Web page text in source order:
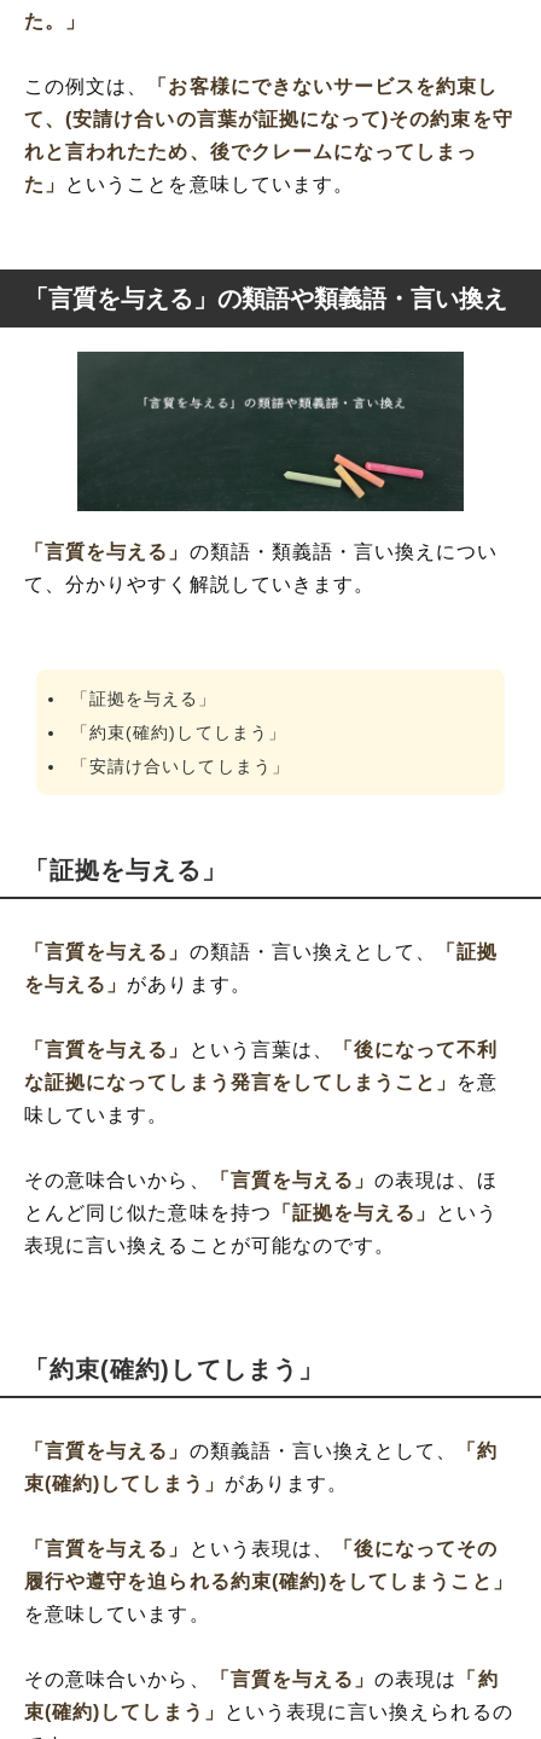
た。」
この例文は、
「お客様にできないサービスを約束し
て、(安請け合いの言葉が証拠になって)その約束を守
れと言われたため、後でクレームになってしまっ
た」
ということを意味しています。
「言質を与える」の類語や類義語・言い換え
「言質を与える」 の類語・類義語・言い換えについ
て、分かりやすく解説していきます。
「証拠を与える」
「約束(確約)してしまう」
「安請け合いしてしまう」
「証拠を与える」
「言質を与える」 の類語・言い換えとして、
「証拠
を与える」 があります。
「言質を与える」 という言葉は、
「後になって不利
な証拠になってしまう発言をしてしまうこと」 を意
味しています。
その意味合いから、 「言質を与える」の表現は、ほ
とんど同じ似た意味を持つ
「証拠を与える」 という
表現に言い換えることが可能なのです。
「約束(確約)してしまう」
「言質を与える」 の類義語・言い換えとして、
「約
束(確約)してしまう」 があります。
「言質を与える」 という表現は、
「後になってその
履行や遵守を迫られる約束(確約)をしてしまうこと」
を意味しています。
その意味合いから、 「言質を与える」の表現は
「約
束(確約)してしまう」
という表現に言い換えられるの